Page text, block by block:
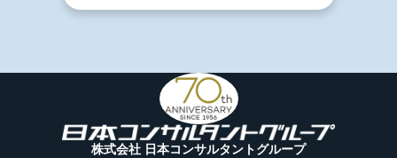
株式会社 日本コンサルタントグループ